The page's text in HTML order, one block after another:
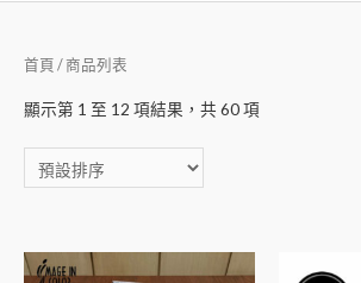
首頁 / 商品列表
顯示第 1 至 12 項結果，共 60 項